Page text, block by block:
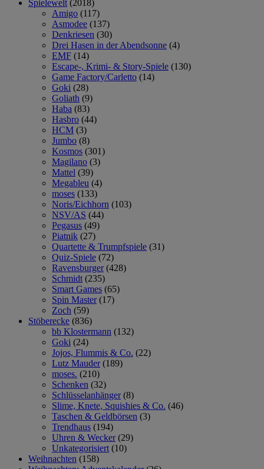
Spielewelt (2018)
Amigo (117)
Asmodee (137)
Denkriesen (30)
Drei Hasen in der Abendsonne (4)
EMF (14)
Escape-, Krimi- & Story-Spiele (130)
Game Factory/Carletto (14)
Goki (28)
Goliath (9)
Haba (83)
Hasbro (44)
HCM (3)
Jumbo (8)
Kosmos (301)
Magilano (3)
Mattel (39)
Megableu (4)
moses (133)
Noris/Eichhorn (103)
NSV/AS (44)
Pegasus (49)
Piatnik (27)
Quartette & Trumpfspiele (31)
Quiz-Spiele (72)
Ravensburger (428)
Schmidt (235)
Smart Games (65)
Spin Master (17)
Zoch (59)
Stöberecke (836)
bb Klostermann (132)
Goki (24)
Jojos, Flummis & Co. (22)
Lutz Mauder (189)
moses. (210)
Schenken (32)
Schlüsselanhänger (8)
Slime, Knete, Squishies & Co. (46)
Taschen & Geldbörsen (3)
Trendhaus (194)
Uhren & Wecker (29)
Unkategorisiert (10)
Weihnachten (158)